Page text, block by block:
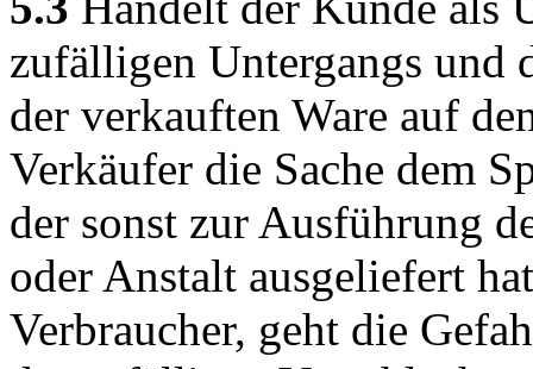
zufälligen Untergangs und
der verkauften Ware auf
Verkäufer die Sache dem
der sonst zur Ausführung
oder Anstalt ausgeliefert
Verbraucher, geht die